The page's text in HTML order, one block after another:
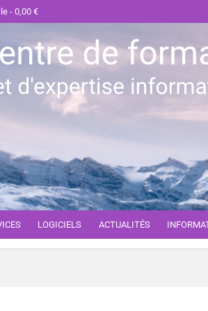
0,00 €
LOGICIELS ACTUALITÉS